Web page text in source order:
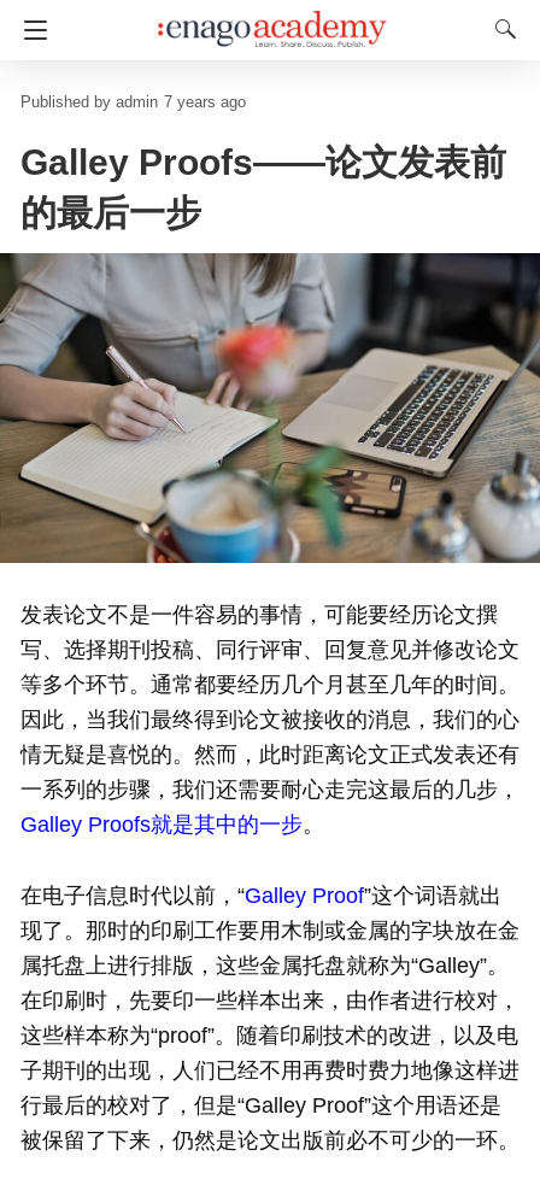
admin 7 years ago
Galley Proofs——论文发表前
的最后一步
发表论文不是一件容易的事情，可能要经历论文撰
写、选择期刊投稿、同行评审、回复意见并修改论文
等多个环节。通常都要经历几个月甚至几年的时间。
因此，当我们最终得到论文被接收的消息，我们的心
情无疑是喜悦的。然而，此时距离论文正式发表还有
一系列的步骤，我们还需要耐心走完这最后的几步，
Galley Proofs就是其中的一步。
在电子信息时代以前，“Galley Proof”这个词语就出
现了。那时的印刷工作要用木制或金属的字块放在金
属托盘上进行排版，这些金属托盘就称为“Galley”。
在印刷时，先要印一些样本出来，由作者进行校对，
这些样本称为“proof”。随着印刷技术的改进，以及电
子期刊的出现，人们已经不用再费时费力地像这样进
行最后的校对了，但是“Galley Proof”这个用语还是
被保留了下来，仍然是论文出版前必不可少的一环。